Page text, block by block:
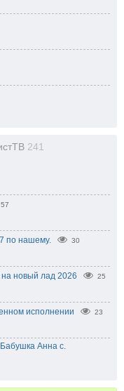
241
57
по нашему. 30
новый лад 2026 25
исполнении 23
Анна с.